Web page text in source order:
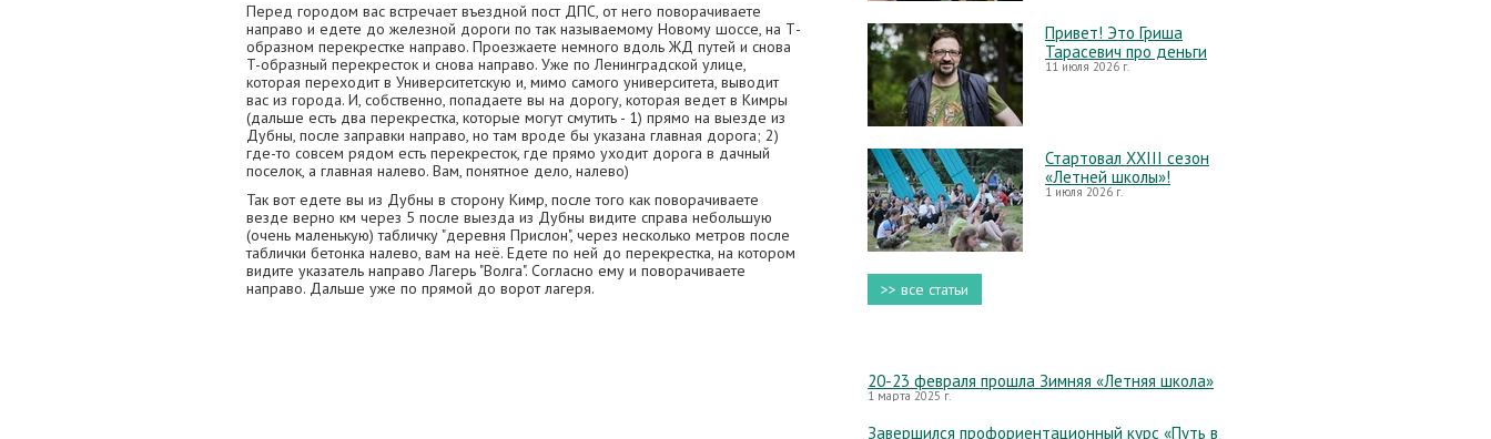
Перед городом вас встречает въездной пост ДПС, от него поворачиваете
направо и едете до железной дороги по так называемому Новому шоссе, на Т-
образном перекрестке направо. Проезжаете немного вдоль ЖД путей и снова
T-образный перекресток и снова направо. Уже по Ленинградской улице,
которая переходит в Университетскую и, мимо самого университета, выводит
вас из города. И, собственно, попадаете вы на дорогу, которая ведет в Кимры
(дальше есть два перекрестка, которые могут смутить - 1) прямо на выезде из
Дубны, после заправки направо, но там вроде бы указана главная дорога; 2)
где-то совсем рядом есть перекресток, где прямо уходит дорога в дачный
поселок, а главная налево. Вам, понятное дело, налево)
Так вот едете вы из Дубны в сторону Кимр, после того как поворачиваете
везде верно км через 5 после выезда из Дубны видите справа небольшую
(очень маленькую) табличку "деревня Прислон", через несколько метров после
таблички бетонка налево, вам на неё. Едете по ней до перекрестка, на котором
видите указатель направо Лагерь "Волга". Согласно ему и поворачиваете
направо. Дальше уже по прямой до ворот лагеря.
Привет! Это Гриша
Тарасевич про деньги
11 июля 2026 г.
Стартовал XXIII сезон
«Летней школы»!
1 июля 2026 г.
>> все статьи
20-23 февраля прошла Зимняя «Летняя школа»
1 марта 2025 г.
Завершился профориентационный курс «Путь в